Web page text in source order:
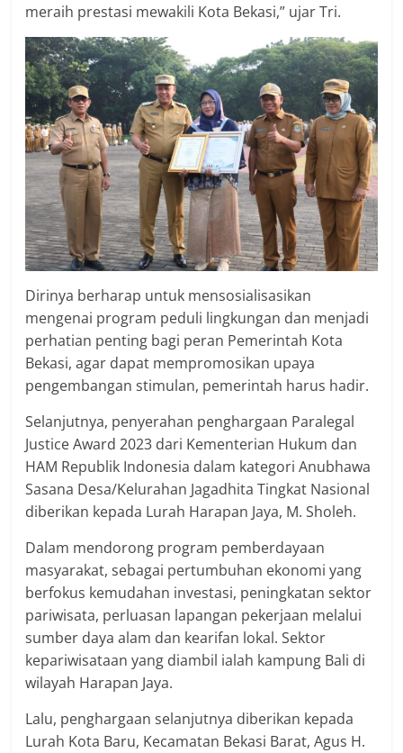
meraih prestasi mewakili Kota Bekasi,” ujar Tri.
Dirinya berharap untuk mensosialisasikan
mengenai program peduli lingkungan dan menjadi
perhatian penting bagi peran Pemerintah Kota
Bekasi, agar dapat mempromosikan upaya
pengembangan stimulan, pemerintah harus hadir.
Selanjutnya, penyerahan penghargaan Paralegal
Justice Award 2023 dari Kementerian Hukum dan
HAM Republik Indonesia dalam kategori Anubhawa
Sasana Desa/Kelurahan Jagadhita Tingkat Nasional
diberikan kepada Lurah Harapan Jaya, M. Sholeh.
Dalam mendorong program pemberdayaan
masyarakat, sebagai pertumbuhan ekonomi yang
berfokus kemudahan investasi, peningkatan sektor
pariwisata, perluasan lapangan pekerjaan melalui
sumber daya alam dan kearifan lokal. Sektor
kepariwisataan yang diambil ialah kampung Bali di
wilayah Harapan Jaya.
Lalu, penghargaan selanjutnya diberikan kepada
Lurah Kota Baru, Kecamatan Bekasi Barat, Agus H.